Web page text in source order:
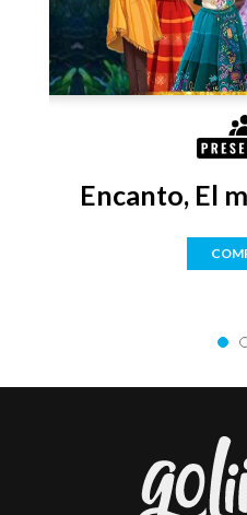
Encanto, El